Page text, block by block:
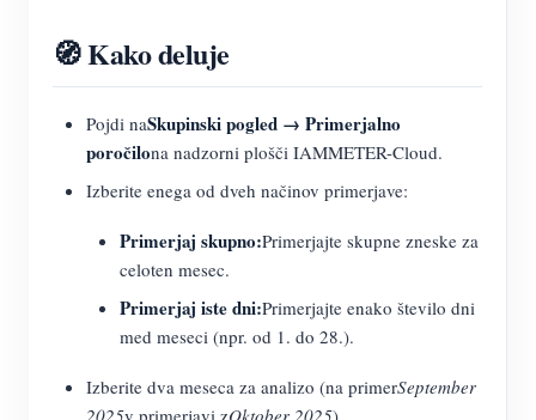
🧭 Kako deluje
Pojdi naSkupinski pogled → Primerjalno
poročilona nadzorni plošči IAMMETER-Cloud.
Izberite enega od dveh načinov primerjave:
Primerjaj skupno:Primerjajte skupne zneske za
celoten mesec.
Primerjaj iste dni:Primerjajte enako število dni
med meseci (npr. od 1. do 28.).
Izberite dva meseca za analizo (na primerSeptember
2025v primerjavi zOktober 2025).